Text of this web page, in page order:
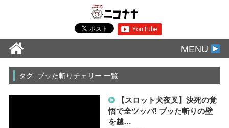
MENU
タグ: ブッた斬りチェリー 一覧
【スロット犬夜叉】決死の覚
悟で全ツッパ! ブッた斬りの壁
を越…